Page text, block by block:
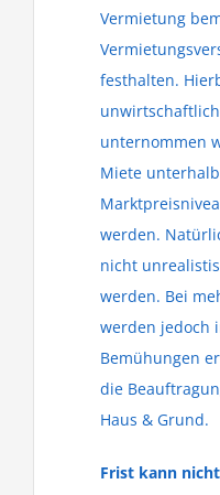
Vermietung
festhalten.
unternommen
Miete
werden.
nicht
werden. Bei
werden jedoch
Bemühungen
die
Haus & Grund.
Frist kann